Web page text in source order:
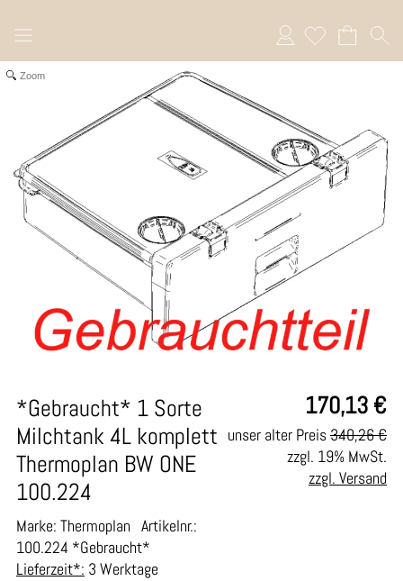
Anmelden
Zoom
170,13 €
*Gebraucht* 1 Sorte
Milchtank 4L komplett
Thermoplan BW ONE
100.224
Marke: Thermoplan Artikelnr.:
100.224 *Gebraucht*
Lieferzeit*: 3 Werktage
unser alter Preis340,26 €
zzgl. 19% MwSt.
zzgl. Versand